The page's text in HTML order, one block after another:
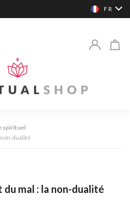
FR
spirituel
dualité
du mal : la non-dualité